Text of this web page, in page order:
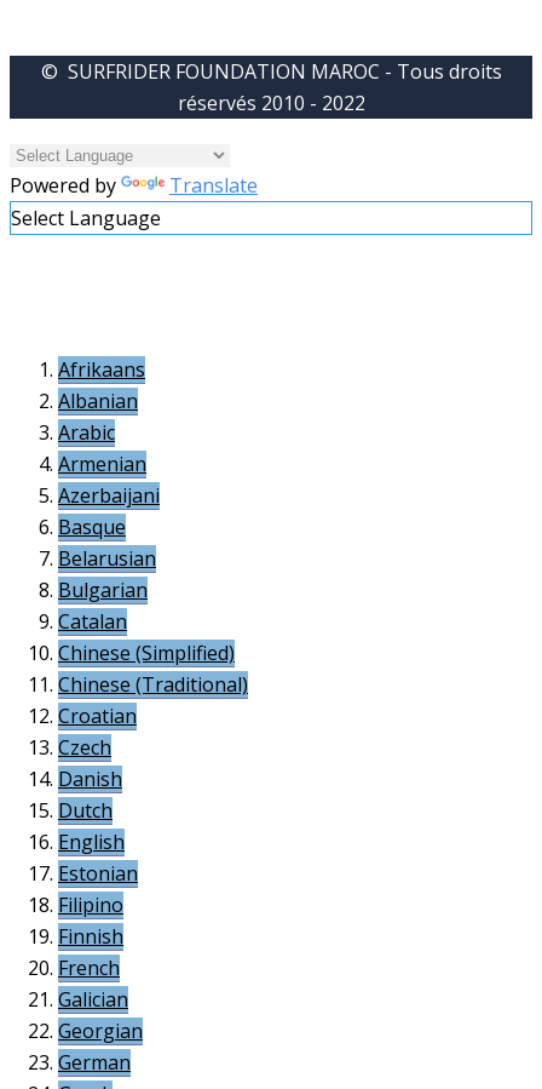
© SURFRIDER FOUNDATION MAROC - Tous droits
réservés 2010 - 2022
Powered by
Translate
Select Language
Afrikaans
Albanian
Arabic
Armenian
Azerbaijani
Basque
Belarusian
Bulgarian
Catalan
Chinese (Simplified)
Chinese (Traditional)
Croatian
Czech
Danish
Dutch
English
Estonian
Filipino
Finnish
French
Galician
Georgian
German